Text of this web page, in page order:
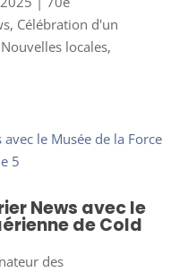
, Célébration d'un
Nouvelles locales,
News avec le
de Cold
des